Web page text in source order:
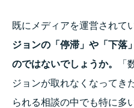
既にメディアを運営されて
ジョンの「停滞」や「下落
のではないでしょうか。
「
ジョンが取れなくなってき
られる相談の中でも特に多